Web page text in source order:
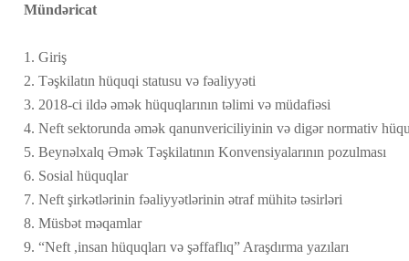
Mündəricat
1. Giriş
2. Təşkilatın hüquqi statusu və fəaliyyəti
3. 2018-ci ildə əmək hüquqlarının təlimi və müdafiəsi
4. Neft sektorunda əmək qanunvericiliyinin və digər normativ
5. Beynəlxalq Əmək Təşkilatının Konvensiyalarının pozulması
6. Sosial hüquqlar
7. Neft şirkətlərinin fəaliyyətlərinin ətraf mühitə təsirləri
8. Müsbət məqamlar
9. “Neft ,insan hüquqları və şəffaflıq” Araşdırma yazıları